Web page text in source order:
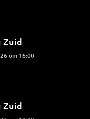
Zuid
om 16:00
Zuid